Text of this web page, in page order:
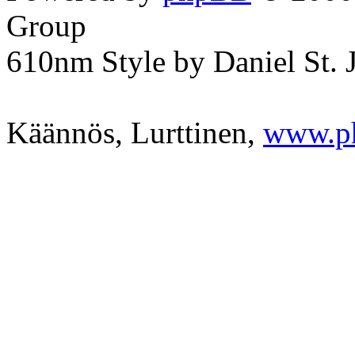
Group
610nm Style by Daniel St.
Käännös, Lurttinen,